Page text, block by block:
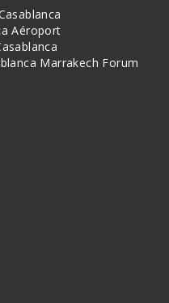
Aéroport
Marrakech Forum